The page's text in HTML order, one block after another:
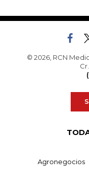
© 2026, RCN
Agronegocios